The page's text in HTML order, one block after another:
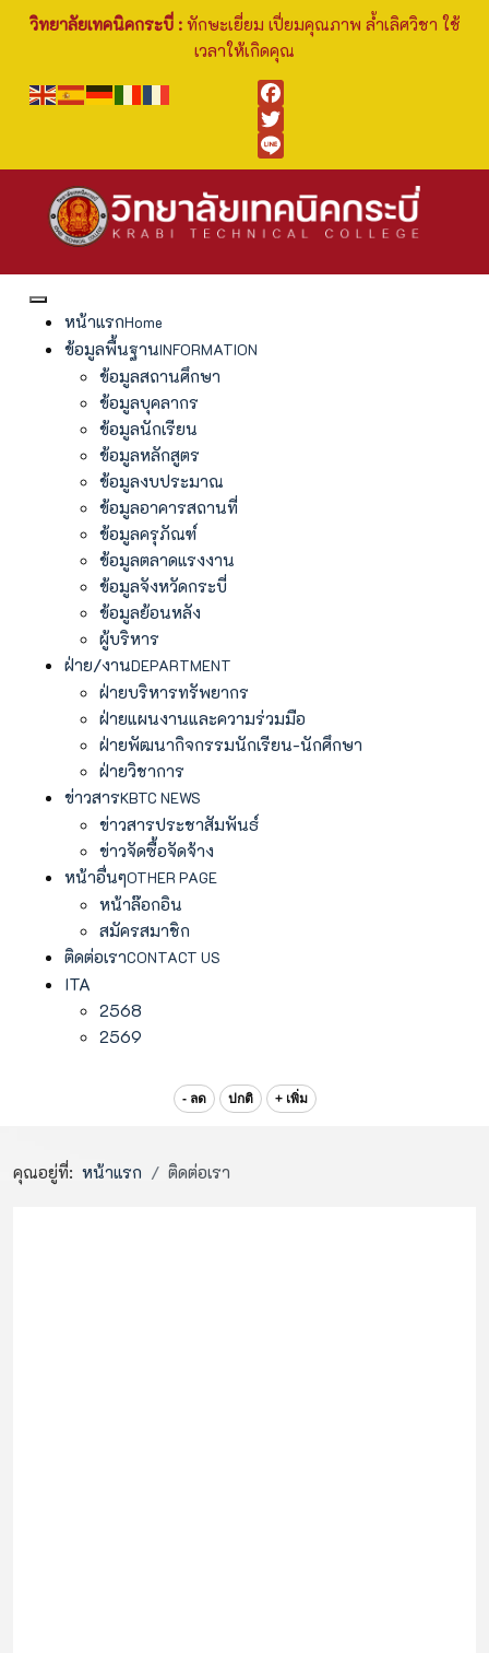
วิทยาลัยเทคนิคกระบี่ :ทักษะเยี่ยม เปี่ยมคุณภาพ ล้ำเลิศวิชา ใช้
เวลาให้เกิดคุณ
Facebook
Twitter
Line
หน้าแรกHome
ข้อมูลพื้นฐานINFORMATION
ข้อมูลสถานศึกษา
ข้อมูลบุคลากร
ข้อมูลนักเรียน
ข้อมูลหลักสูตร
ข้อมูลงบประมาณ
ข้อมูลอาคารสถานที่
ข้อมูลครุภัณฑ์
ข้อมูลตลาดแรงงาน
ข้อมูลจังหวัดกระบี่
ข้อมูลย้อนหลัง
ผู้บริหาร
ฝ่าย/งานDEPARTMENT
ฝ่ายบริหารทรัพยากร
ฝ่ายแผนงานและความร่วมมือ
ฝ่ายพัฒนากิจกรรมนักเรียน-นักศึกษา
ฝ่ายวิชาการ
ข่าวสารKBTC NEWS
ข่าวสารประชาสัมพันธ์
ข่าวจัดซื้อจัดจ้าง
หน้าอื่นๆOTHER PAGE
หน้าล๊อกอิน
สมัครสมาชิก
ติดต่อเราCONTACT US
ITA
2568
2569
- ลด ปกติ + เพิ่ม
คุณอยู่ที่: หน้าแรก ติดต่อเรา